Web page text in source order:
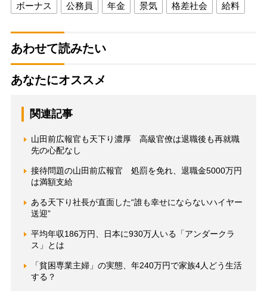
ボーナス 公務員 年金 景気 格差社会 給料
あわせて読みたい
あなたにオススメ
関連記事
山田前広報官も天下り濃厚 高級官僚は退職後も再就職
先の心配なし
接待問題の山田前広報官 処罰を免れ、退職金5000万円
は満額支給
ある天下り社長が直面した“誰も幸せにならないハイヤー
送迎”
平均年収186万円、日本に930万人いる「アンダークラ
ス」とは
「貧困専業主婦」の実態、年240万円で家族4人どう生活
する？